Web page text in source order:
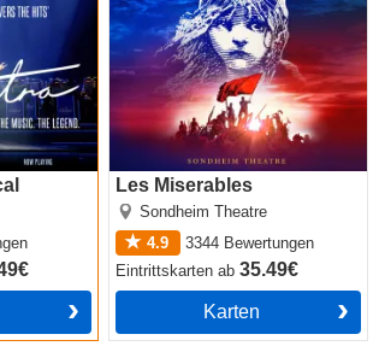
Les Miserables
Sondheim Theatre
4.9
3344 Bewertungen
Eintrittskartenab35.49€
Karten